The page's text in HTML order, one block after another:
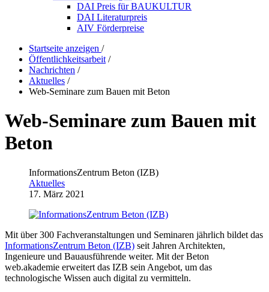
DAI Preis für BAUKULTUR
DAI Literaturpreis
AIV Förderpreise
Startseite anzeigen /
Öffentlichkeitsarbeit /
Nachrichten /
Aktuelles /
Web-Seminare zum Bauen mit Beton
Web-Seminare zum Bauen mit
Beton
InformationsZentrum Beton (IZB)
Aktuelles
17. März 2021
Mit über 300 Fachveranstaltungen und Seminaren jährlich bildet das
InformationsZentrum Beton (IZB) seit Jahren Architekten,
Ingenieure und Bauausführende weiter. Mit der Beton
web.akademie erweitert das IZB sein Angebot, um das
technologische Wissen auch digital zu vermitteln.